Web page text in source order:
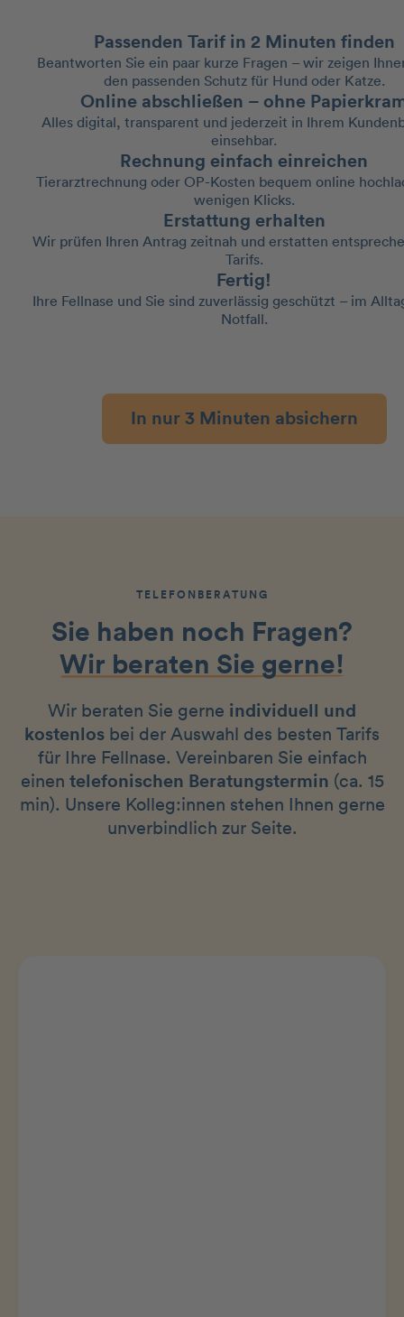
Passenden Tarif in 2 Minuten finden
Beantworten Sie ein paar kurze Fragen – wir zeigen
den passenden Schutz für Hund oder Katze.
Online abschließen – ohne
Alles digital, transparent und jederzeit in Ihrem
einsehbar.
Rechnung einfach einreichen
Tierarztrechnung oder OP-Kosten bequem online
wenigen Klicks.
Erstattung erhalten
Wir prüfen Ihren Antrag zeitnah und erstatten
Tarifs.
Fertig!
Ihre Fellnase und Sie sind zuverlässig geschützt – im
Notfall.
In nur 3 Minuten absichern
TELEFONBERATUNG
Sie haben noch Fragen?
Wir beraten Sie gerne!
Wir beraten Sie gerne individuell und
kostenlos bei der Auswahl des besten Tarifs
für Ihre Fellnase. Vereinbaren Sie einfach
einen telefonischen Beratungstermin (ca. 15
min). Unsere Kolleg:innen stehen Ihnen gerne
unverbindlich zur Seite.